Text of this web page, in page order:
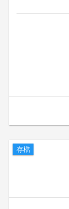
存檔